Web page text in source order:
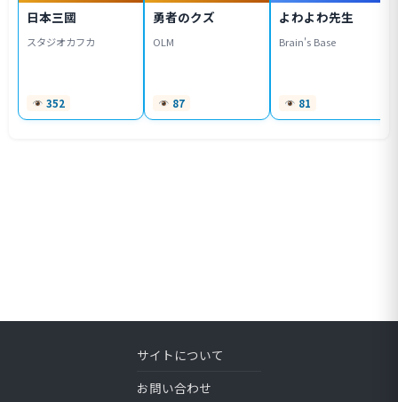
日本三國
スタジオカフカ
352
勇者のクズ
OLM
87
よわよわ先生
Brain's Base
81
サイトについて
お問い合わせ